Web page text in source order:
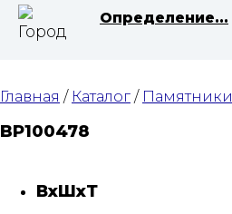
Определение...
Главная / Каталог / Памятники
BP100478
ВхШхТ